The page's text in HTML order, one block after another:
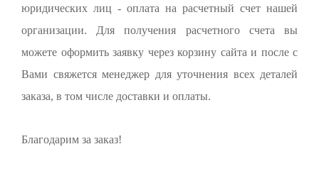
юридических лиц - оплата на расчетный счет нашей
организации. Для получения расчетного счета вы
можете оформить заявку через корзину сайта и после с
Вами свяжется менеджер для уточнения всех деталей
заказа, в том числе доставки и оплаты.
Благодарим за заказ!